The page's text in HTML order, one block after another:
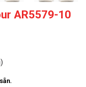
AR5579-10